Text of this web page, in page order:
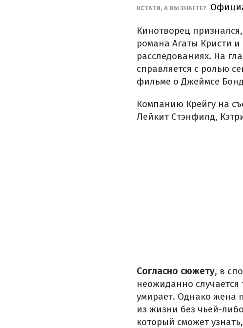
КСТАТИ, А ВЫ ЗНАЕТЕ?
Кинотворец
романа Агаты Кристи
расследованиях. На
справляется с ролью
фильме о Джеймсе
Компанию Крейгу на
Лейкит Стэнфилд,
Согласно сюжету, в
неожиданно
умирает. Однако жена
из жизни без чьей-
который сможет